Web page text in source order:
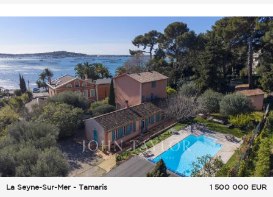
La Seyne-Sur-Mer - Tamaris
1 500 000 EUR